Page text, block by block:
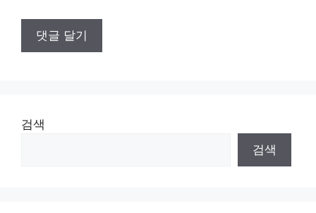
검색
검색